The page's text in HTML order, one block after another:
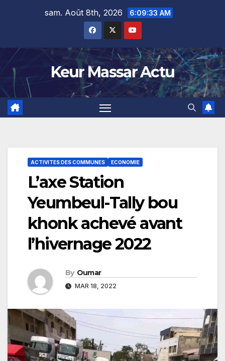
sam. Août 8th, 2026 6:09:34 AM
Keur Massar Actu
ACTIVITES DES COMMUNES ECONOMIE
L’axe Station
Yeumbeul-Tally bou
khonk achevé avant
l’hivernage 2022
By Oumar
MAR 18, 2022